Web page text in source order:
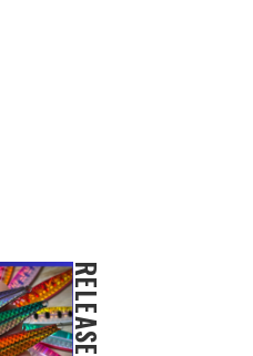
RELEASE